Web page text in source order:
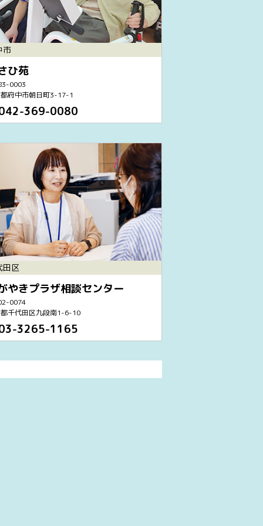
市
ひ苑
0003
府中市朝日町3-17-1
369-0080
田区
やきプラザ相談センター
0074
千代田区九段南1-6-10
3265-1165